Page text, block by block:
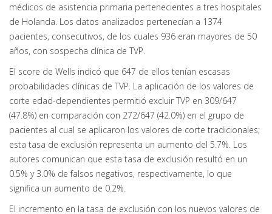
médicos de asistencia primaria pertenecientes a tres hospitales
de Holanda. Los datos analizados pertenecían a 1374
pacientes, consecutivos, de los cuales 936 eran mayores de 50
años, con sospecha clínica de TVP.
El score de Wells indicó que 647 de ellos tenían escasas
probabilidades clínicas de TVP. La aplicación de los valores de
corte edad-dependientes permitió excluir TVP en 309/647
(47.8%) en comparación con 272/647 (42.0%) en el grupo de
pacientes al cual se aplicaron los valores de corte tradicionales;
esta tasa de exclusión representa un aumento del 5.7%. Los
autores comunican que esta tasa de exclusión resultó en un
0.5% y 3.0% de falsos negativos, respectivamente, lo que
significa un aumento de 0.2%.
El incremento en la tasa de exclusión con los nuevos valores de